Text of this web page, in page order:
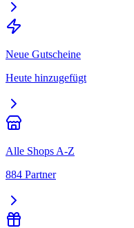
Neue Gutscheine
Heute hinzugefügt
Alle Shops A-Z
884 Partner